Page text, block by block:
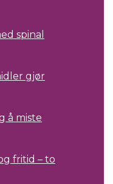
spinal
gjør
å miste
fritid – to